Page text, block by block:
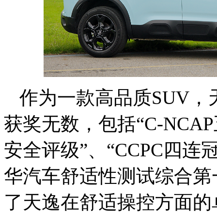
作为一款高品质SUV
获奖无数，包括“C-
安全评级”、“CCPC四连
华汽车舒适性测试综合
了天逸在舒适操控方面